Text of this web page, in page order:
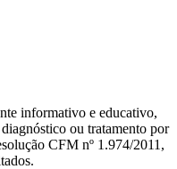
informativo e educativo,
diagnóstico ou tratamento por
CFM nº 1.974/2011,